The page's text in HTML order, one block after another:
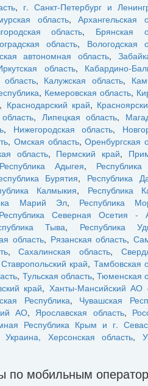
, г. Санкт-Петербург и
область,Архангельская
область, Брянская
область, Вологодская
автономная область,
область, Кабардино-
область, Калужская область,
, Кемеровская область,
, Краснодарский край,
, Липецкая область,
, Нижегородская область,
,Омская область,Оренбургская
область, Пермский край,
Республика Адыгея,
Бурятия, Республика
Калмыкия, Республика
Марий Эл, Республика
Республика Северная Осетия -
Тыва, Республика
область, Рязанская область,
,Сахалинская область,
Ставропольский край, Тамбовская
, Тульская область, Тюменская
край, Ханты-Мансийский
Республика, Чувашская
АО, Ярославская область,
Республика Крым и г.
Украина, Херсонская область,
по мобильным